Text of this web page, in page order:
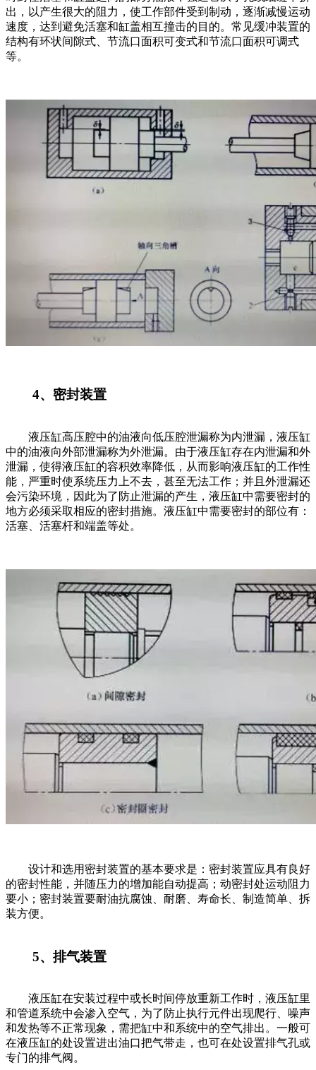
出，以产生很大的阻力，使工作部件受到制动，逐渐减慢运动
速度，达到避免活塞和缸盖相互撞击的目的。常见缓冲装置的
结构有环状间隙式、节流口面积可变式和节流口面积可调式
等。
4、密封装置
液压缸高压腔中的油液向低压腔泄漏称为内泄漏，液压缸
中的油液向外部泄漏称为外泄漏。由于液压缸存在内泄漏和外
泄漏，使得液压缸的容积效率降低，从而影响液压缸的工作性
能，严重时使系统压力上不去，甚至无法工作；并且外泄漏还
会污染环境，因此为了防止泄漏的产生，液压缸中需要密封的
地方必须采取相应的密封措施。液压缸中需要密封的部位有：
活塞、活塞杆和端盖等处。
设计和选用密封装置的基本要求是：密封装置应具有良好
的密封性能，并随压力的增加能自动提高；动密封处运动阻力
要小；密封装置要耐油抗腐蚀、耐磨、寿命长、制造简单、拆
装方便。
5、排气装置
液压缸在安装过程中或长时间停放重新工作时，液压缸里
和管道系统中会渗入空气，为了防止执行元件出现爬行、噪声
和发热等不正常现象，需把缸中和系统中的空气排出。一般可
在液压缸的处设置进出油口把气带走，也可在处设置排气孔或
专门的排气阀。